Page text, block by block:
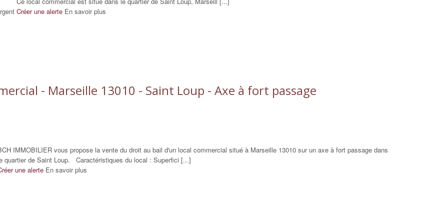
Créer une alerte En savoir plus
- Marseille 13010 - Saint Loup - Axe à fort passage
IMMOBILIER vous propose la vente du droit au bail d'un local commercial situé à Marseille 13010 sur un axe à fort passage dans
quartier de Saint Loup. Caractéristiques du local : Superfici [...]
une alerte En savoir plus